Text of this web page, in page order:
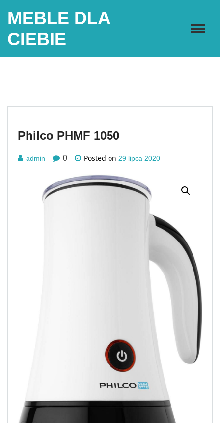
MEBLE DLA
CIEBIE
Philco PHMF 1050
admin 0 Posted on 29 lipca 2020